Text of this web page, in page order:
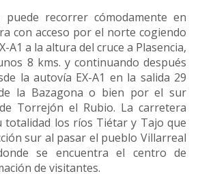
puede recorrer cómodamente en
con acceso por el norte cogiendo
A1 a la altura del cruce a Plasencia,
8 kms. y continuando después
la autovía EX-A1 en la salida 29
la Bazagona o bien por el sur
Torrejón el Rubio. La carretera
totalidad los ríos Tiétar y Tajo que
sur al pasar el pueblo Villarreal
se encuentra el centro de
de visitantes.